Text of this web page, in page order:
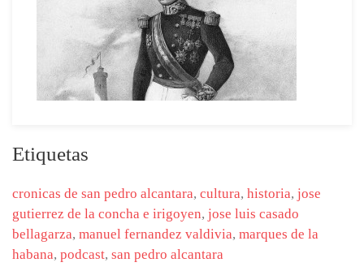
Etiquetas
cronicas de san pedro alcantara, cultura, historia, jose
gutierrez de la concha e irigoyen, jose luis casado
bellagarza, manuel fernandez valdivia, marques de la
habana, podcast, san pedro alcantara